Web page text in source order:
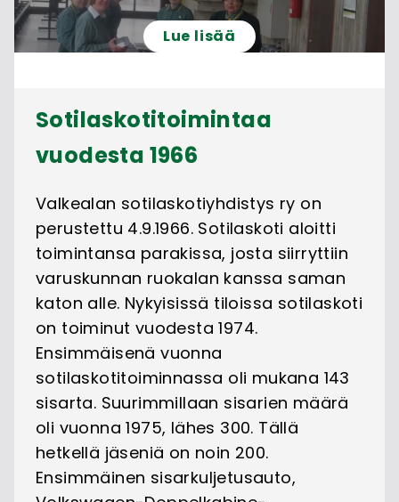
Lue lisää
Sotilaskotitoimintaa
vuodesta 1966
Valkealan sotilaskotiyhdistys ry on
perustettu 4.9.1966. Sotilaskoti aloitti
toimintansa parakissa, josta siirryttiin
varuskunnan ruokalan kanssa saman
katon alle. Nykyisissä tiloissa sotilaskoti
on toiminut vuodesta 1974.
Ensimmäisenä vuonna
sotilaskotitoiminnassa oli mukana 143
sisarta. Suurimmillaan sisarien määrä
oli vuonna 1975, lähes 300. Tällä
hetkellä jäseniä on noin 200.
Ensimmäinen sisarkuljetusauto,